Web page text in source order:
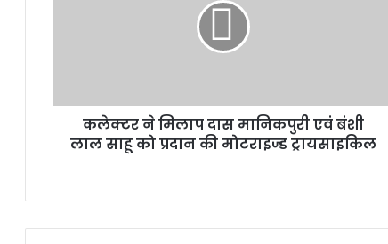
कलेक्टर ने मिलाप दास मानिकपुरी एवं बंशी
लाल साहू को प्रदान की मोटराइज्ड ट्रायसाइकिल